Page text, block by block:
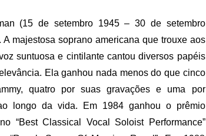
(15 de setembro 1945 – 30 de setembro
A majestosa soprano americana que trouxe aos
suntuosa e cintilante cantou diversos papéis
Ela ganhou nada menos do que cinco
quatro por suas gravações e uma por
longo da vida. Em 1984 ganhou o prêmio
“Best Classical Vocal Soloist Performance”